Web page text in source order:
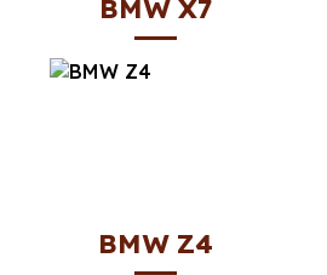
BMW X7
BMW Z4